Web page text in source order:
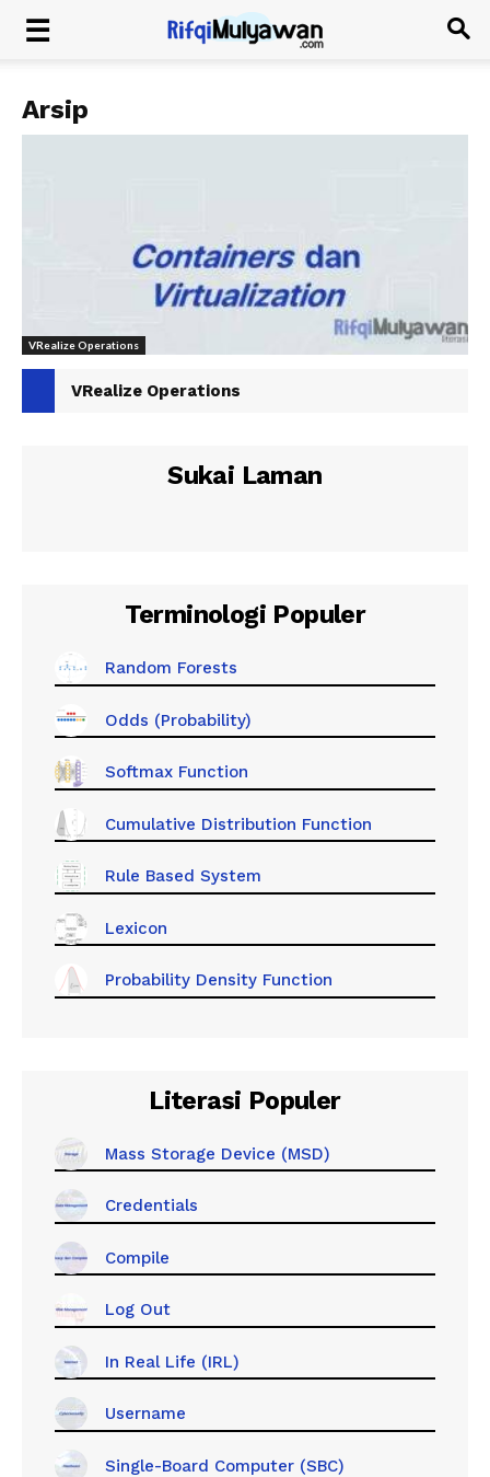
Arsip
VRealize Operations
VRealize Operations
Sukai Laman
Terminologi Populer
Random Forests
Odds (Probability)
Softmax Function
Cumulative Distribution Function
Rule Based System
Lexicon
Probability Density Function
Literasi Populer
Mass Storage Device (MSD)
Credentials
Compile
Log Out
In Real Life (IRL)
Username
Single-Board Computer (SBC)